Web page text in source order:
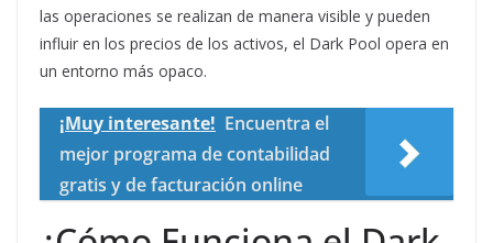
las operaciones se realizan de manera visible y pueden
influir en los precios de los activos, el Dark Pool opera en
un entorno más opaco.
¡Muy interesante! Encuentra el
mejor programa de contabilidad
gratis y de facturación online